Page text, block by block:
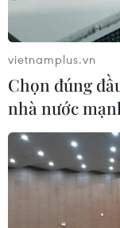
Dịch vụ tin
Liên hệ
cấp ngày 11/9/2008.
Quảng cáo: Phó
tamvna@gmail.com
vietnamplus.vn
Chọn đúng
nhà nước